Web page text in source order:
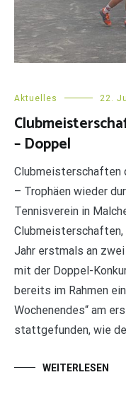
Aktuelles 22.
– Doppel
Clubmeisterschaften
– Trophäen wieder
Tennisverein in
Clubmeisterschaften,
Jahr erstmals an
mit der Doppel-
bereits im Rahmen
Wochenendes“ am
stattgefunden, wie
WEITERLESEN